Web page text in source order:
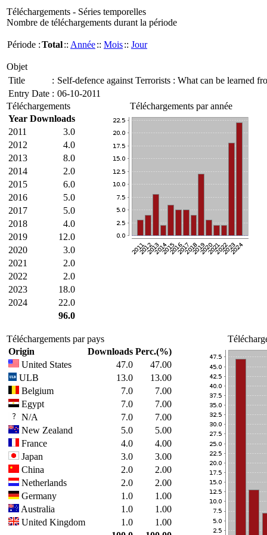
Téléchargements - Séries temporelles
Nombre de téléchargements durant la période
Période :Total:: Année:: Mois:: Jour
Objet
Title
: Self-defence against Terrorists : What can be learned
Entry Date : 06-10-2011
Téléchargements
Year Downloads
2011
3.0
2012
4.0
2013
8.0
2014
2.0
2015
6.0
2016
5.0
2017
5.0
2018
4.0
2019
12.0
2020
3.0
2021
2.0
2022
2.0
2023
18.0
2024
22.0
96.0
Téléchargements par année
Téléchargements par pays
Origin
Downloads Perc.(%)
United States
47.0
47.00
ULB
13.0
13.00
Belgium
7.0
7.00
Egypt
7.0
7.00
N/A
7.0
7.00
New Zealand
5.0
5.00
France
4.0
4.00
Japan
3.0
3.00
China
2.0
2.00
Netherlands
2.0
2.00
Germany
1.0
1.00
Australia
1.0
1.00
United Kingdom
1.0
1.00